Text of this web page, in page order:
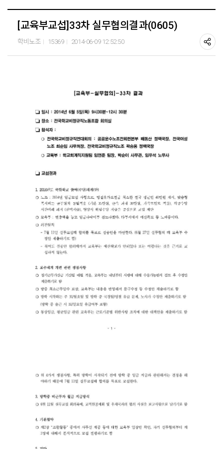
[교육부교섭]33차 실무협의결과(0605)
학비노조 15369 2014-06-09 12:52:50